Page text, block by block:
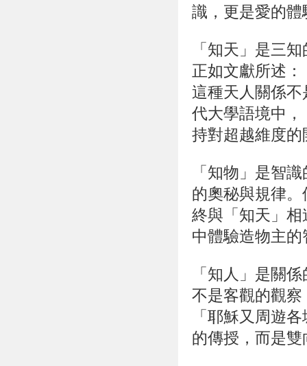
識，更是愛的
「知天」是三
正如文獻所述
這種天人關係
代大學語境中
持對超越維度
「知物」是智
的奧秘與規律
終與「知天」
中體驗造物主的
「知人」是關
不是客觀的觀
「耶穌又周遊
的傳授，而是